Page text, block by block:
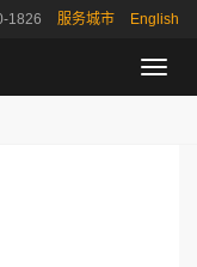
1826 服务城市 English
导
航